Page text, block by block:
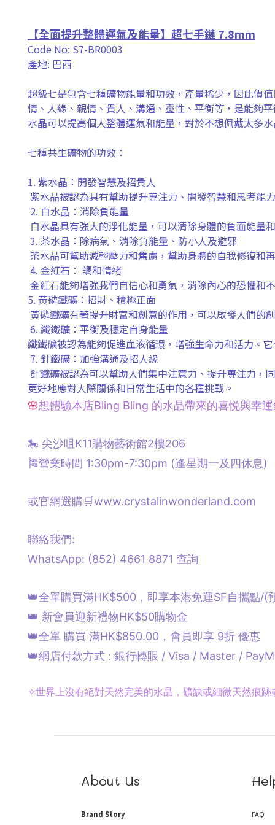
【全面提升整體運氣及能量】超七手鏈 7.8mm
Code No: S7-BR0003
產地: 巴西
超級七是包含七種礦物能量和功效，產量稀少，因此價
情、人緣、親情、貴人、溝通、靈性、平衡等，是能夠
水晶可以提高個人整體運氣和能量，對於不想佩戴太多
七種共生礦物的功效：
1. 紫水晶：開發智慧及招貴人
紫水晶被認為具有幫助提升專注力、開發智慧和思考能
2. 白水晶：消除負能量
白水晶具有強大的淨化能量，可以清除身體的負面能量
3. 茶水晶：除病氣、消除負能量、防小人及避邪
茶水晶可幫助減輕壓力和焦慮，幫助身體的自我修復和
4. 金紅石： 調和情緒
金紅石能夠增強我們自信心和勇氣，消除內心的恐懼和
5. 黃磷鐵礦：招財、積極正面
黃磷鐵礦有著提升財富和創意的作用，可以啟發人們的
6. 纖鐵礦：平衡及穩定自身能量
纖鐵礦被認為能夠促進血液循環，增強生命力和活力。
7. 針鐵礦：加強溝通及招人緣
針鐵礦被認為可以幫助人們集中注意力、提升專注力，
更好地應對人際關係和日常生活中的各種挑戰。
🌸想體驗本店Bling Bling 的水晶帶來的喜悦與幸
🎠 尖沙咀K11購物藝術館2樓206
🎏營業時間 1:30pm-7:30pm (逢星期一及四休息)
或官網選購🛒www.crystalinwonderland.com
聯絡我們:
WhatsApp: (852) 4661 8871 查詢
👑全單購買滿HK$500，即享本港免運SF自攜點/(
👑 新會員迎新禮物HK$50購物金
👑全單 購買 滿HK$850.00，會員即享 9折 優惠
👑網店付款方式 : 銀行轉賬 / Visa / Master /
✧世界上沒有絕對天然完美的水晶，礦缺或細微天然痕
About Us
Brand Story
FAQ